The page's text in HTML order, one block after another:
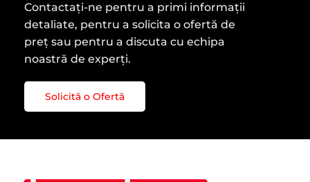
Contactați-ne pentru a primi informații
detaliate, pentru a solicita o ofertă de
preț sau pentru a discuta cu echipa
noastră de experți.
Solicită o Ofertă